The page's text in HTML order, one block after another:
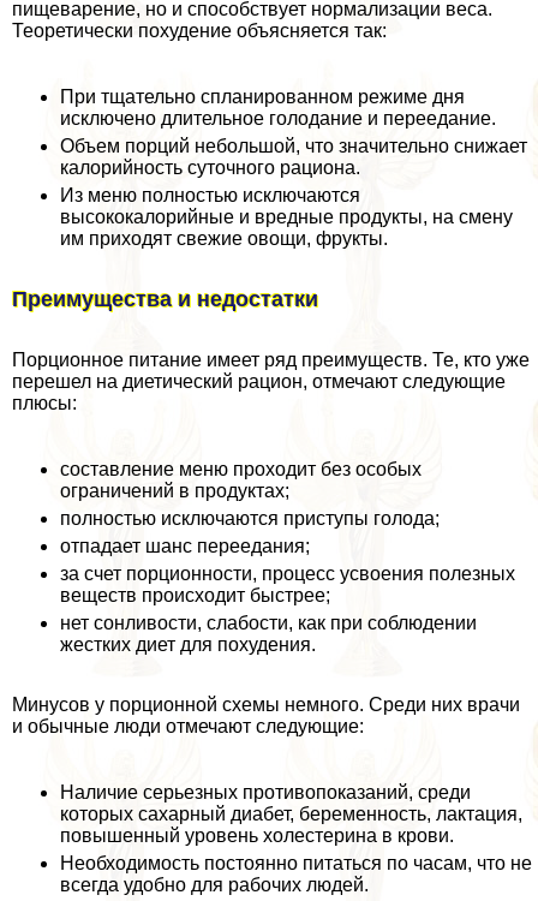
пищеварение, но и способствует нормализации веса.
Теоретически похудение объясняется так:
При тщательно спланированном режиме дня
исключено длительное голодание и переедание.
Объем порций небольшой, что значительно снижает
калорийность суточного рациона.
Из меню полностью исключаются
высококалорийные и вредные продукты, на смену
им приходят свежие овощи, фрукты.
Преимущества и недостатки
Порционное питание имеет ряд преимуществ. Те, кто уже
перешел на диетический рацион, отмечают следующие
плюсы:
составление меню проходит без особых
ограничений в продуктах;
полностью исключаются приступы голода;
отпадает шанс переедания;
за счет порционности, процесс усвоения полезных
веществ происходит быстрее;
нет сонливости, слабости, как при соблюдении
жестких диет для похудения.
Минусов у порционной схемы немного. Среди них врачи
и обычные люди отмечают следующие:
Наличие серьезных противопоказаний, среди
которых сахарный диабет, беременность, лактация,
повышенный уровень холестерина в крови.
Необходимость постоянно питаться по часам, что не
всегда удобно для рабочих людей.